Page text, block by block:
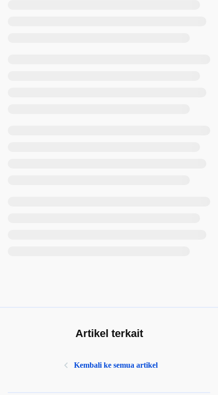
Artikel terkait
Kembali ke semua artikel